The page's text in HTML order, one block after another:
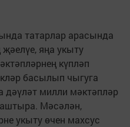
татарлар арасында
яңа укыту
күп­ләп
басылып чыгуга
дәүләт милли мәктәпләр
Мәсәлән,
укыту өчен махсус